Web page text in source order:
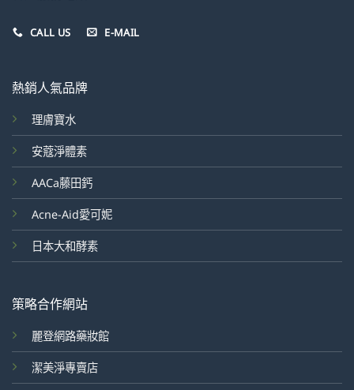
CALL US E-MAIL
熱銷人氣品牌
理膚寶水
安蔻淨體素
AACa藤田鈣
Acne-Aid愛可妮
日本大和酵素
策略合作網站
麗登網路藥妝館
潔美淨專賣店